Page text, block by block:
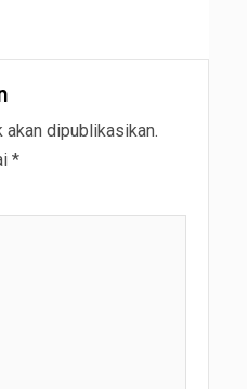
akan dipublikasikan.
*